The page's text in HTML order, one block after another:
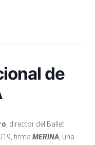
de
, director del Ballet
firma MERINA , una